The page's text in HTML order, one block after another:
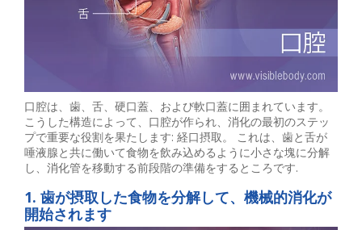
口腔は、歯、舌、硬口蓋、および軟口蓋に囲まれています。
こうした構造によって、口腔が作られ、消化の最初のステッ
プで重要な役割を果たします: 経口摂取。 これは、歯と舌が
唾液腺と共に働いて食物を飲み込めるように小さな塊に分解
し、消化管を移動する前段階の準備をするところです.
1. 歯が摂取した食物を分解して、機械的消化が
開始されます